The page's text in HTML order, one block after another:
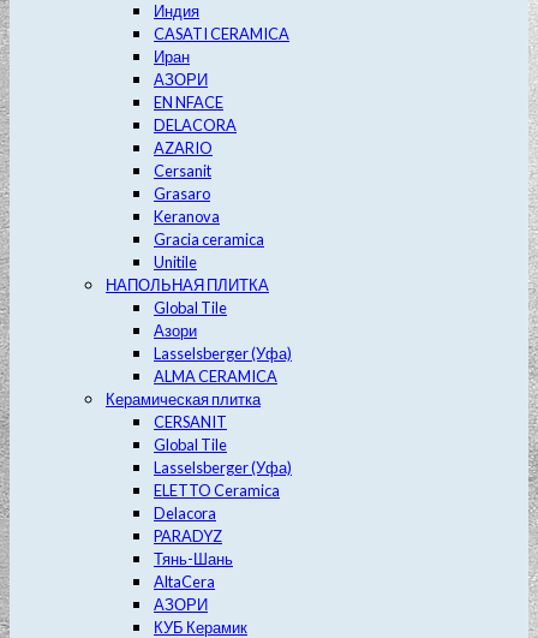
Индия
CASATI CERAMICA
Иран
АЗОРИ
EN NFACE
DELACORA
AZARIO
Cersanit
Grasaro
Keranova
Gracia ceramica
Unitile
НАПОЛЬНАЯ ПЛИТКА
Global Tile
Азори
Lasselsberger (Уфа)
ALMA CERAMICA
Керамическая плитка
CERSANIT
Global Tile
Lasselsberger (Уфа)
ELETTO Ceramica
Delacora
PARADYZ
Тянь-Шань
AltaCera
АЗОРИ
КУБ Керамик